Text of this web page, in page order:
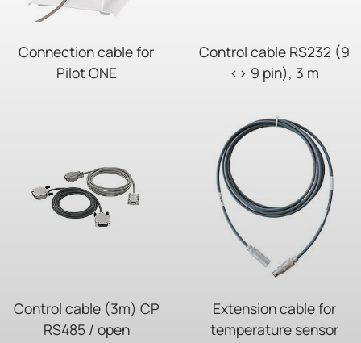
Connection cable for
Pilot ONE
Control cable RS232 (9
<> 9 pin), 3 m
Control cable (3m) CP
RS485 / open
Extension cable for
temperature sensor